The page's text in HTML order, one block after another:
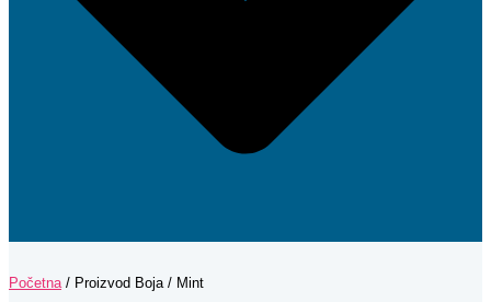
Početna/ Proizvod Boja / Mint